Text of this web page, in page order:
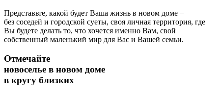
Представьте, какой будет Ваша жизнь в новом доме –
без соседей и городской суеты, своя личная территория, где
Вы будете делать то, что хочется именно Вам, свой
собственный маленький мир для Вас и Вашей семьи.
Отмечайте
новоселье в новом доме
в кругу близких